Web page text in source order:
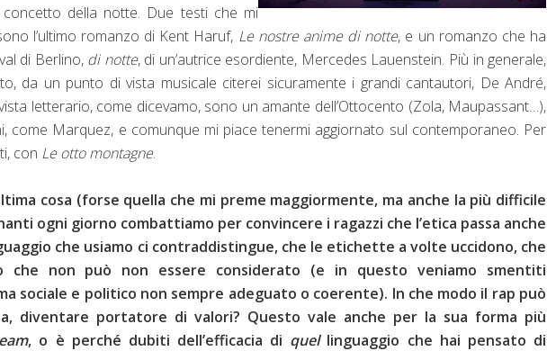
della notte. Due testi che mi
l’ultimo romanzo di Kent Haruf, Le nostre anime di notte, e un romanzo che ha
di Berlino, di notte, di un’autrice esordiente, Mercedes Lauenstein. Più in generale,
da un punto di vista musicale citerei sicuramente i grandi cantautori, De André,
letterario, come dicevamo, sono un amante dell’Ottocento (Zola, Maupassant…),
come Marquez, e comunque mi piace tenermi aggiornato sul contemporaneo. Per
con Le otto montagne.
cosa (forse quella che mi preme maggiormente, ma anche la più difficile
ogni giorno combattiamo per convincere i ragazzi che l’etica passa anche
che usiamo ci contraddistingue, che le etichette a volte uccidono, che
non può non essere considerato (e in questo veniamo smentiti
sociale e politico non sempre adeguato o coerente). In che modo il rap può
diventare portatore di valori? Questo vale anche per la sua forma più
, o è perché dubiti dell’efficacia di quellinguaggio che hai pensato di